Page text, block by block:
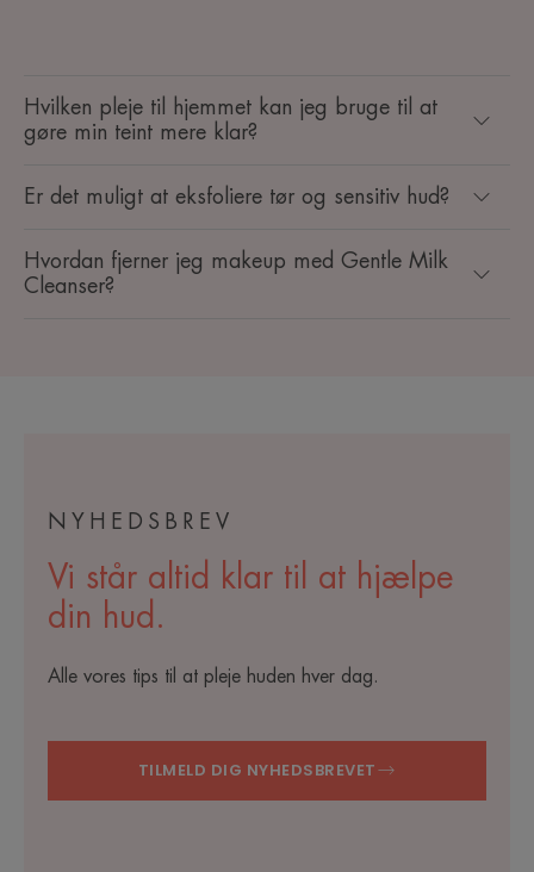
Hvilken pleje til hjemmet kan jeg bruge til at
gøre min teint mere klar?
Er det muligt at eksfoliere tør og sensitiv hud?
Hvordan fjerner jeg makeup med Gentle Milk
Cleanser?
NYHEDSBREV
Vi står altid klar til at hjælpe
din hud.
Alle vores tips til at pleje huden hver dag.
TILMELD DIG NYHEDSBREVET